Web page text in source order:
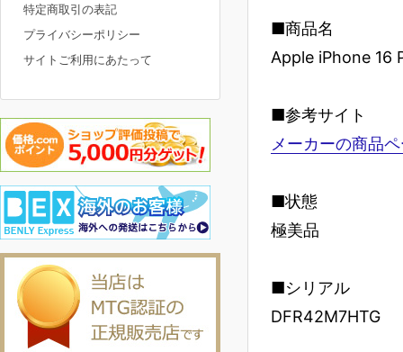
■商品名
Apple iPhone 16
■参考サイト
メーカーの商品
■状態
極美品
■シリアル
DFR42M7HTG
特定商取引の表記
プライバシーポリシー
サイトご利用にあたって